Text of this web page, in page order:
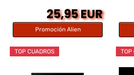
25,95 EUR
Promoción Alien
TOP CUADROS TOP